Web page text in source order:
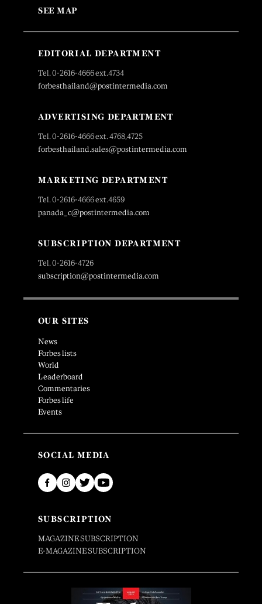
SEE MAP
EDITORIAL DEPARTMENT
Tel. 0-2616-4666 ext.4734
forbesthailand@postintermedia.com
ADVERTISING DEPARTMENT
Tel. 0-2616-4666 ext. 4768,4725
forbesthailand.sales@postintermedia.com
MARKETING DEPARTMENT
Tel. 0-2616-4666 ext.4659
panada_c@postintermedia.com
SUBSCRIPTION DEPARTMENT
Tel. 0-2616-4726
subscription@postintermedia.com
OUR SITES
News
Forbes lists
World
Leaderboard
Commentaries
Forbes life
Events
SOCIAL MEDIA
SUBSCRIPTION
MAGAZINE SUBSCRIPTION
E-MAGAZINE SUBSCRIPTION